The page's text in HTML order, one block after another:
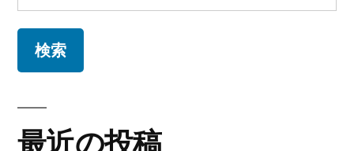
シ
ョ
ン
索:
最近の投稿